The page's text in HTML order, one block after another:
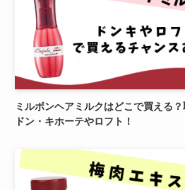
ミルボンヘアミルクはどこで買える
ドン・キホーテやロフト！